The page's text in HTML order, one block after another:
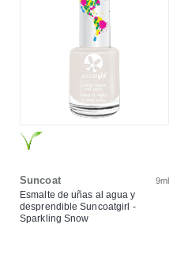
Suncoat 9ml
Esmalte de uñas al agua y
desprendible Suncoatgirl -
Sparkling Snow